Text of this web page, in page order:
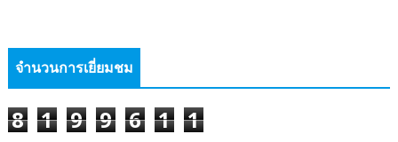
จำนวนการเยี่ยมชม
8 1 9 9 6 1 1